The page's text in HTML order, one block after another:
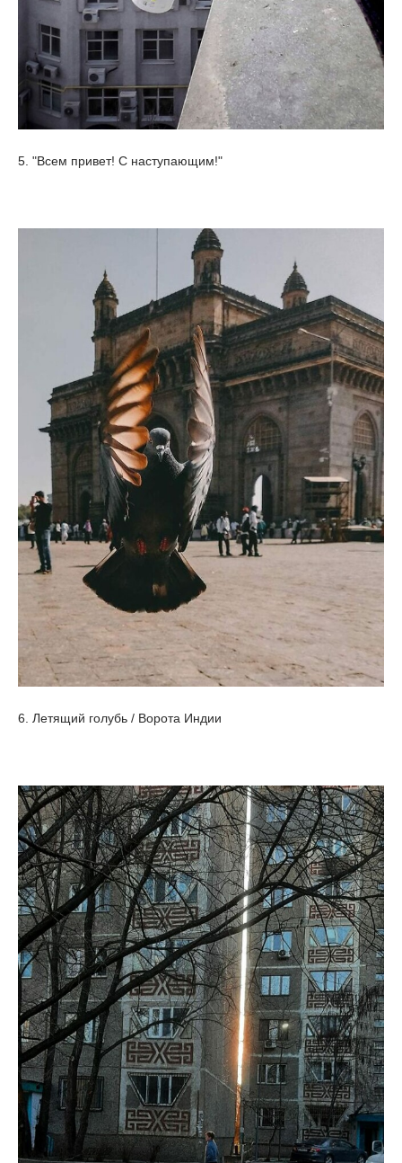
5. "Всем привет! С наступающим!"
6. Летящий голубь / Ворота Индии